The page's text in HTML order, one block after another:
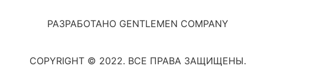
РАЗРАБОТАНО GENTLEMEN COMPANY
COPYRIGHT © 2022. ВСЕ ПРАВА ЗАЩИЩЕНЫ.